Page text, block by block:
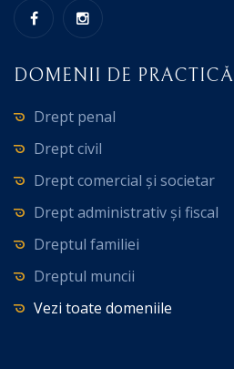
DOMENII DE PRACTICĂ
Drept penal
Drept civil
Drept comercial și societar
Drept administrativ și fiscal
Dreptul familiei
Dreptul muncii
Vezi toate domeniile